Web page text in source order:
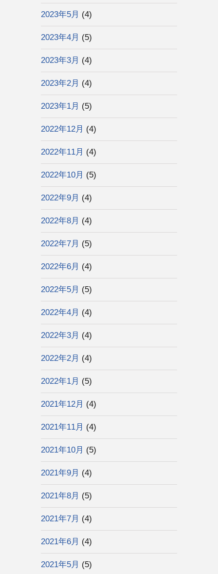
2023年5月 (4)
2023年4月 (5)
2023年3月 (4)
2023年2月 (4)
2023年1月 (5)
2022年12月 (4)
2022年11月 (4)
2022年10月 (5)
2022年9月 (4)
2022年8月 (4)
2022年7月 (5)
2022年6月 (4)
2022年5月 (5)
2022年4月 (4)
2022年3月 (4)
2022年2月 (4)
2022年1月 (5)
2021年12月 (4)
2021年11月 (4)
2021年10月 (5)
2021年9月 (4)
2021年8月 (5)
2021年7月 (4)
2021年6月 (4)
2021年5月 (5)